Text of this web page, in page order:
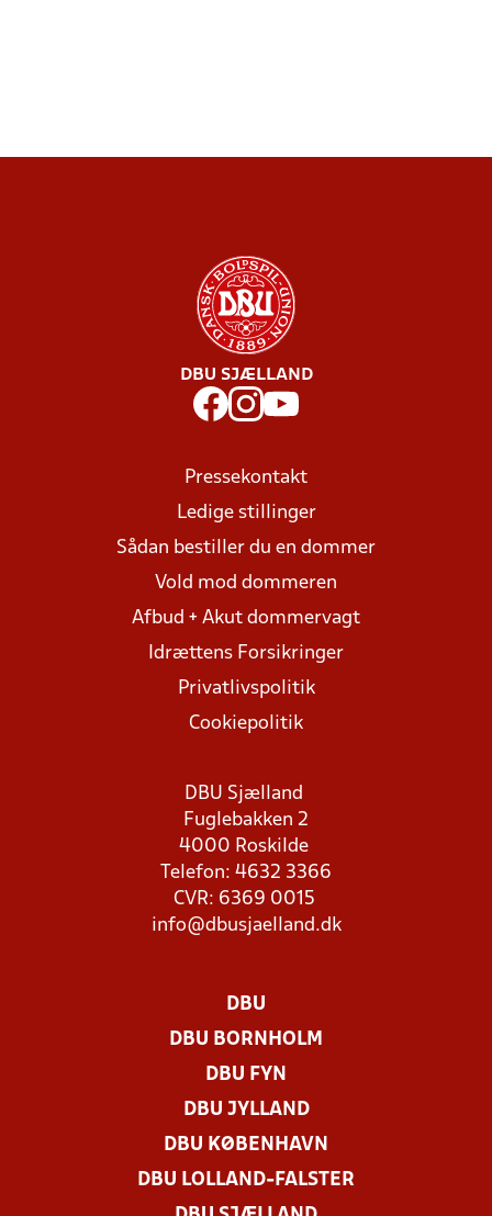
DBU SJÆLLAND
Pressekontakt
Ledige stillinger
Sådan bestiller du en dommer
Vold mod dommeren
Afbud + Akut dommervagt
Idrættens Forsikringer
Privatlivspolitik
Cookiepolitik
DBU Sjælland
Fuglebakken 2
4000 Roskilde
Telefon: 4632 3366
CVR: 6369 0015
info@dbusjaelland.dk
DBU
DBU BORNHOLM
DBU FYN
DBU JYLLAND
DBU KØBENHAVN
DBU LOLLAND-FALSTER